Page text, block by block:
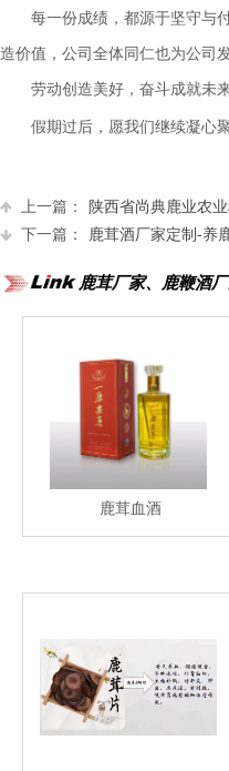
每一份成绩，都源于坚守与
造价值，公司全体同仁也为公司
劳动创造美好，奋斗成就未
假期过后，愿我们继续凝心
上一篇：
陕西省尚典鹿业农
下一篇：
鹿茸酒厂家定制-养
鹿茸厂家、鹿鞭酒
鹿茸血酒